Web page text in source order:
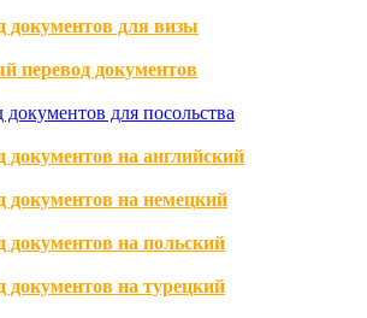
документов для визы
перевод документов
документов для посольства
документов на английский
документов на немецкий
документов на польский
документов на турецкий